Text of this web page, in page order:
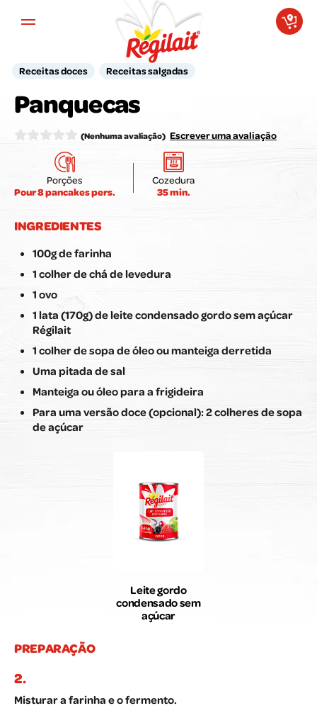
Receitas doces Receitas salgadas
Panquecas
(Nenhuma avaliação) Escrever uma avaliação
Porções
Pour 8 pancakes pers.
Cozedura
35 min.
INGREDIENTES
100g de farinha
1 colher de chá de levedura
1 ovo
1 lata (170g) de leite condensado gordo sem açúcar
Régilait
1 colher de sopa de óleo ou manteiga derretida
Uma pitada de sal
Manteiga ou óleo para a frigideira
Para uma versão doce (opcional): 2 colheres de sopa
de açúcar
Leite gordo
condensado sem
açúcar
PREPARAÇÃO
Misturar a farinha e o fermento.